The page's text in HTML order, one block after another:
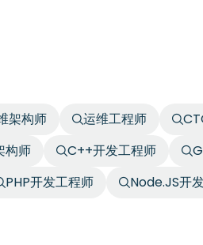
架构师 运维工程师
构师 C++开发工程师
PHP开发工程师
Node.JS开